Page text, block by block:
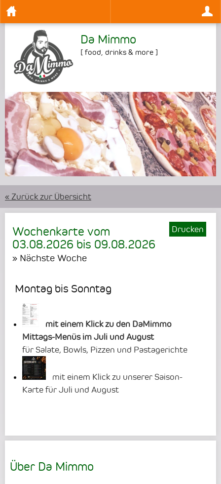
Da Mimmo
[ food, drinks & more ]
•••
« Zurück zur Übersicht
Drucken
Wochenkarte vom
03.08.2026 bis 09.08.2026
» Nächste Woche
Montag bis Sonntag
mit einem Klick zu den DaMimmo
Mittags-Menüs im Juli und August
für Salate, Bowls, Pizzen und Pastagerichte
mit einem Klick zu unserer Saison-
Karte für Juli und August
Über Da Mimmo